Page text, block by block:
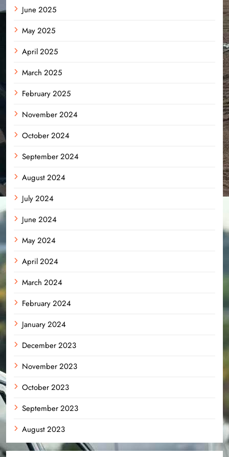
June 2025
May 2025
April 2025
March 2025
February 2025
November 2024
October 2024
September 2024
August 2024
July 2024
June 2024
May 2024
April 2024
March 2024
February 2024
January 2024
December 2023
November 2023
October 2023
September 2023
August 2023